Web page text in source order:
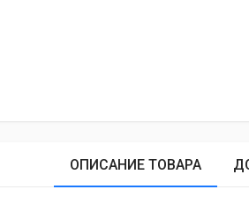
ОПИСАНИЕ ТОВАРА